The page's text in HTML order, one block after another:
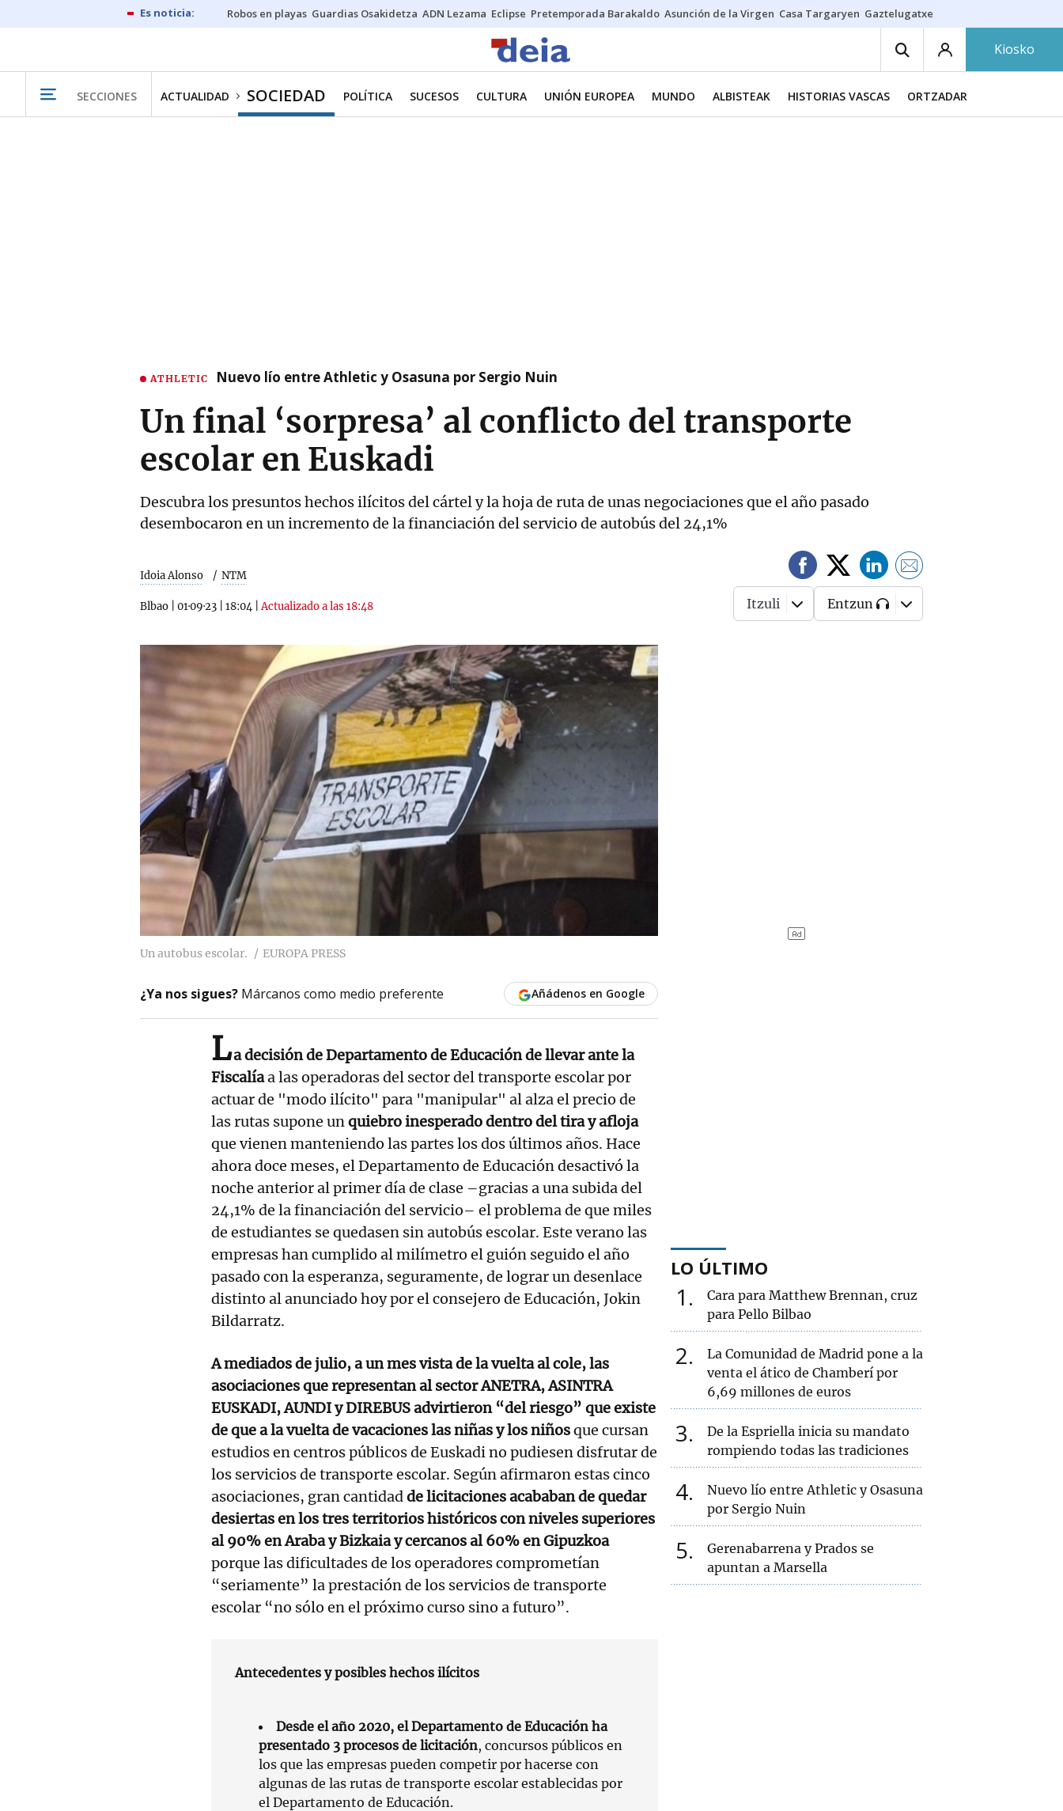
Robos en playas Guardias Osakidetza ADN Lezama Eclipse Pretemporada Barakaldo Asunción de la Virgen Casa Targaryen Gaztelugatxe
Kiosko
SECCIONES ACTUALIDAD SOCIEDAD POLÍTICA SUCESOS CULTURA UNIÓN EUROPEA MUNDO ALBISTEAK HISTORIAS VASCAS ORTZADAR
ATHLETIC Nuevo lío entre Athletic y Osasuna por Sergio Nuin
Un final ‘sorpresa’ al conflicto del transporte
escolar en Euskadi
Descubra los presuntos hechos ilícitos del cártel y la hoja de ruta de unas negociaciones que el año pasado
desembocaron en un incremento de la financiación del servicio de autobús del 24,1%
Idoia Alonso NTM
Blbao 01·09·23 18:04 |Actualizado a las 18:48 Itzuli Entzun
Un autobus escolar. EUROPA PRESS
¿Ya nos sigues? Márcanos como medio preferente Añádenos en Google
La decisión de Departamento de Educación de llevar ante la
Fiscalíaa las operadoras del sector del transporte escolar por
actuar de "modo ilícito" para "manipular" al alza el precio de
las rutas supone unquiebro inesperado dentro del tira y afloja
que vienen manteniendo las partes los dos últimos años. Hace
ahora doce meses, el Departamento de Educación desactivó la
noche anterior al primer día de clase –gracias a una subida del
24,1% de la financiación del servicio– el problema de que miles
de estudiantes se quedasen sin autobús escolar. Este verano las
empresas han cumplido al milímetro el guión seguido el año
pasado con la esperanza, seguramente, de lograr un desenlace
distinto al anunciado hoy por el consejero de Educación, Jokin
Bildarratz.
A mediados de julio, a un mes vista de la vuelta al cole, las
asociaciones que representan al sector ANETRA, ASINTRA
EUSKADI, AUNDI y DIREBUS advirtieron “del riesgo” que existe
de que a la vuelta de vacaciones las niñas y los niñosque cursan
estudios en centros públicos de Euskadi no pudiesen disfrutar de
los servicios de transporte escolar. Según afirmaron estas cinco
asociaciones, gran cantidadde licitaciones acababan de quedar
desiertas en los tres territorios históricos con niveles superiores
al 90% en Araba y Bizkaia y cercanos al 60% en Gipuzkoa
porque las dificultades de los operadores comprometían
“seriamente” la prestación de los servicios de transporte
escolar “no sólo en el próximo curso sino a futuro”.
Antecedentes y posibles hechos ilícitos
Desde el año 2020, el Departamento de Educación ha
presentado 3 procesos de licitación, concursos públicos en
los que las empresas pueden competir por hacerse con
algunas de las rutas de transporte escolar establecidas por
el Departamento de Educación.
LO ÚLTIMO
1
Cara para Matthew Brennan, cruz
para Pello Bilbao
2
La Comunidad de Madrid pone a la
venta el ático de Chamberí por
6,69 millones de euros
3
De la Espriella inicia su mandato
rompiendo todas las tradiciones
4
Nuevo lío entre Athletic y Osasuna
por Sergio Nuin
5
Gerenabarrena y Prados se
apuntan a Marsella